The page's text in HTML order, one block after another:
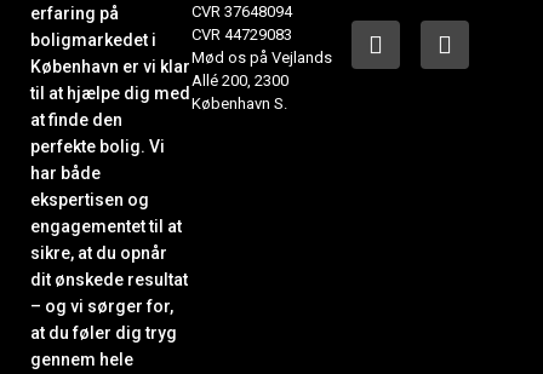
erfaring på
boligmarkedet i
København er vi klar
til at hjælpe dig med
at finde den
perfekte bolig. Vi
har både
ekspertisen og
engagementet til at
sikre, at du opnår
dit ønskede resultat
– og vi sørger for,
at du føler dig tryg
gennem hele
CVR 37648094
CVR 44729083
Mød os på Vejlands
Allé 200, 2300
København S.